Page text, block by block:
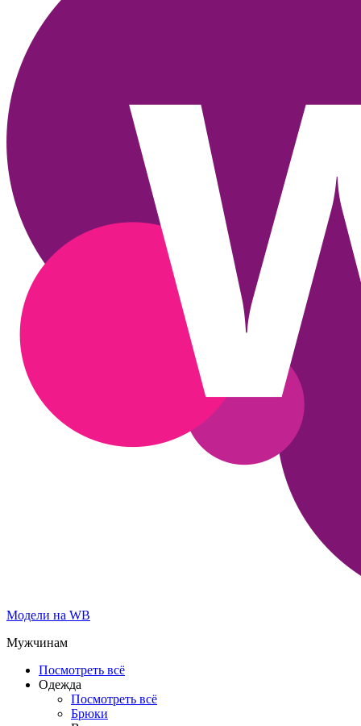
Модели на WB
Мужчинам
Посмотреть всё
Одежда
Посмотреть всё
Брюки